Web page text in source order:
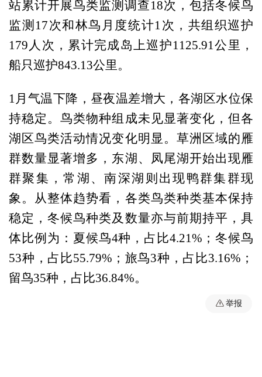
站累计开展鸟类监测调查18次，包括冬候鸟
监测17次和林鸟月度统计1次，共组织巡护
179人次，累计完成岛上巡护1125.91公里，
船只巡护843.13公里。
1月气温下降，昼夜温差增大，各湖区水位保
持稳定。鸟类物种组成未见显著变化，但各
湖区鸟类活动情况变化明显。草洲区域的雁
群数量显著增多，东湖、凤尾湖开始出现雁
群聚集，常湖、南深湖则出现鸭群集群现
象。从整体趋势看，各类鸟类种类基本保持
稳定，冬候鸟种类及数量亦与前期持平，具
体比例为：夏候鸟4种，占比4.21%；冬候鸟
53种，占比55.79%；旅鸟3种，占比3.16%；
留鸟35种，占比36.84%。
举报